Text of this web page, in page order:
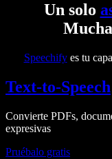
Un solo
Speechifyes tu
Text-to-Speech
Convierte PDFs,
expresivas
Pruébalo gratis